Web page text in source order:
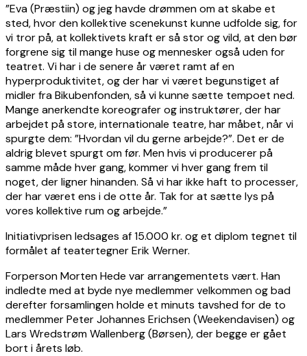
”Eva (Præstiin) og jeg havde drømmen om at skabe et
sted, hvor den kollektive scenekunst kunne udfolde sig, for
vi tror på, at kollektivets kraft er så stor og vild, at den bør
forgrene sig til mange huse og mennesker også uden for
teatret. Vi har i de senere år været ramt af en
hyperproduktivitet, og der har vi været begunstiget af
midler fra Bikubenfonden, så vi kunne sætte tempoet ned.
Mange anerkendte koreografer og instruktører, der har
arbejdet på store, internationale teatre, har måbet, når vi
spurgte dem: ”Hvordan vil du gerne arbejde?”. Det er de
aldrig blevet spurgt om før. Men hvis vi producerer på
samme måde hver gang, kommer vi hver gang frem til
noget, der ligner hinanden. Så vi har ikke haft to processer,
der har været ens i de otte år. Tak for at sætte lys på
vores kollektive rum og arbejde.”
Initiativprisen ledsages af 15.000 kr. og et diplom tegnet til
formålet af teatertegner Erik Werner.
Forperson Morten Hede var arrangementets vært. Han
indledte med at byde nye medlemmer velkommen og bad
derefter forsamlingen holde et minuts tavshed for de to
medlemmer Peter Johannes Erichsen (Weekendavisen) og
Lars Wredstrøm Wallenberg (Børsen), der begge er gået
bort i årets løb.